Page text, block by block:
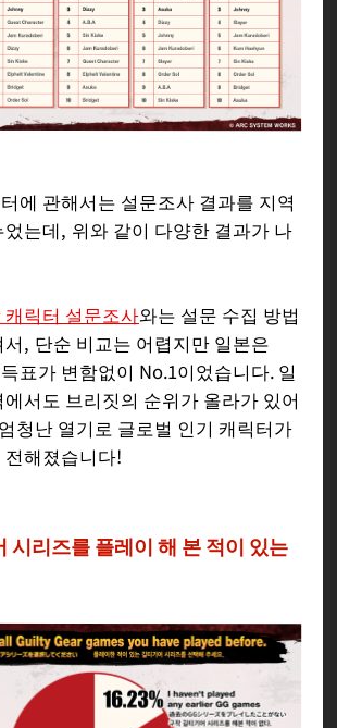
에 관해서는 설문조사 결과를 지역
었는데, 위와 같이 다양한 결과가 나
릭터 설문조사와는 설문 수집 방법
, 단순 비교는 어렵지만 일본은
득표가 변함없이 No.1이었습니다. 일
서도 브리짓의 순위가 올라가 있어
청난 열기로 글로벌 인기 캐릭터가
해졌습니다!
시리즈를 플레이 해 본 적이 있는